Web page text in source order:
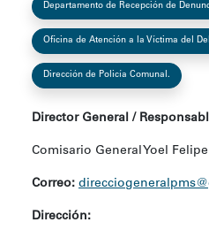
Departamento de Recepción de
Oficina de Atención a la Víctima del
Dirección de Policía Comunal.
Director General /
Comisario General Yoel
Correo:
Dirección: